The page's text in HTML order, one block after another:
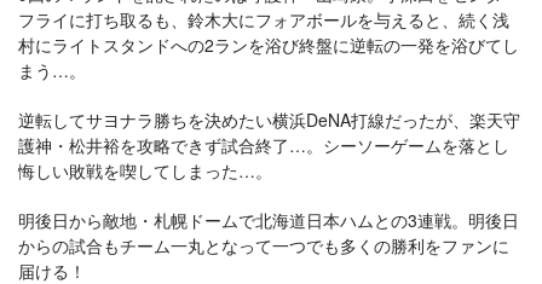
フライに打ち取るも、鈴木大にフォアボールを与えると、続く浅
村にライトスタンドへの2ランを浴び終盤に逆転の一発を浴びてし
まう…。
逆転してサヨナラ勝ちを決めたい横浜DeNA打線だったが、楽天守
護神・松井裕を攻略できず試合終了…。シーソーゲームを落とし
悔しい敗戦を喫してしまった…。
明後日から敵地・札幌ドームで北海道日本ハムとの3連戦。明後日
からの試合もチーム一丸となって一つでも多くの勝利をファンに
届ける！